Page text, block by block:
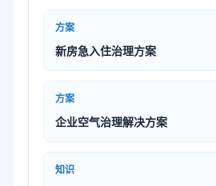
方案
新房急入住治理方案
方案
企业空气治理解决方案
知识